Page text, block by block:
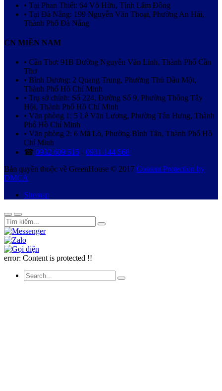
• Tại Phan Thiết: 64 Võ Hữu, Tỉnh Lâm Đồng
• Tại Đà Nẵng: 199 Nguyễn Văn Thoại, Phường An Hải,
Thành Phố Đà Nẵng
CN MIỀN NAM
• Cần Thơ: 91B Đường Nguyễn Văn Linh, Thành Phố Cần
Thơ
• Bình Dương: 2 Quang Trung, Phường Thủ Dầu Một,
Thành Phố Hồ Chí Minh
• Trụ sở chính: Số 224, Đường Số 9, Phường Thông Tây
Hội, Thành Phố Hồ Chí Minh
• Văn phòng 1: 5 Lê Văn Lương, Phường Tân Hưng, Thành
Phố Hồ Chí Minh
• Văn phòng 2: 6 Mã Lò, Phường Bình Tân, Thành Phố Hồ
Chí Minh
☎ 0932 609 515 - 0931 144 568
Bản quyền thuộc về GreenHouse © 2017 Content Protection by
DMCA
Sitemap
error: Content is protected !!